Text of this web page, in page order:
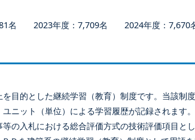
名 2023年度：7,709名 2024年度：7,670
目的とした継続学習（教育）制度です。当該制
ニット（単位）による学習履歴が記録されます
の入札における総合評価方式の技術評価項目と